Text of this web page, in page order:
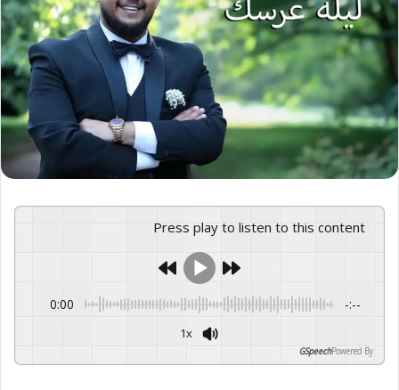
Press play to listen to this content
0:00 -:--
1x
Powered By
GSpeech